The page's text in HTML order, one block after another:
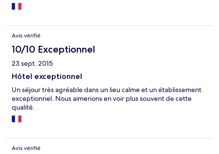
Avis vérifié
10/10 Exceptionnel
23 sept. 2015
Hôtel exceptionnel
Un séjour très agréable dans un lieu calme et un établissement
exceptionnel. Nous aimerions en voir plus souvent de cette
qualité.
Avis vérifié